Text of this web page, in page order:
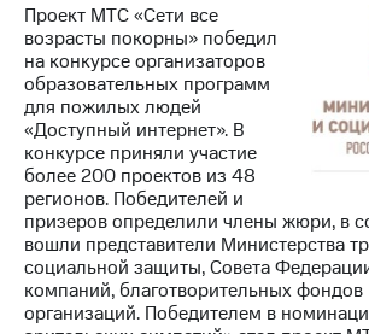
Проект МТС «Сети все
возрасты покорны» победил
на конкурсе организаторов
образовательных программ
для пожилых людей
«Доступный интернет». В
конкурсе приняли участие
более 200 проектов из 48
регионов. Победителей и
призеров определили члены жюри, в
вошли представители Министерства
социальной защиты, Совета
компаний, благотворительных
организаций. Победителем в